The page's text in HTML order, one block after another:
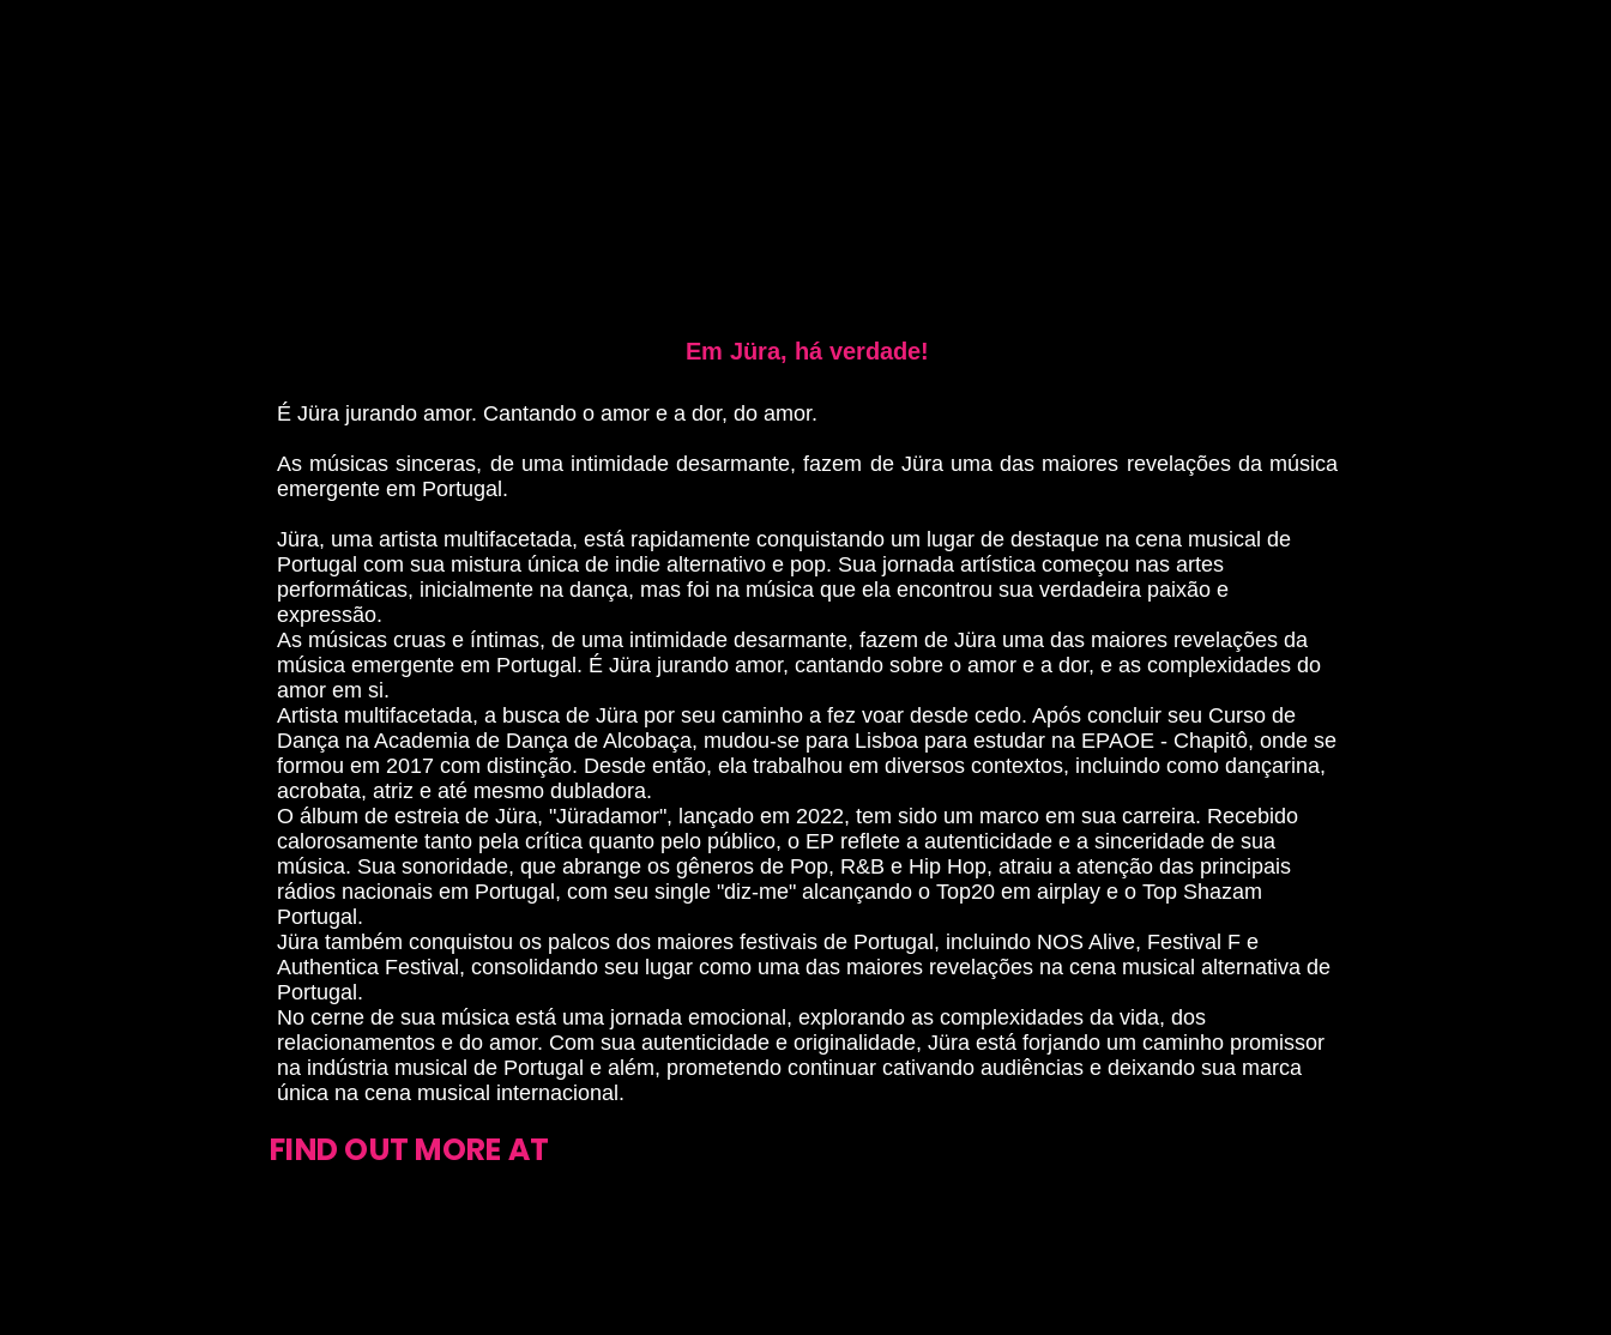
Em Jüra, há verdade!
É Jüra jurando amor. Cantando o amor e a dor, do amor.
As músicas sinceras, de uma intimidade desarmante, fazem de Jüra uma das maiores revelações da música
emergente em Portugal.
Jüra, uma artista multifacetada, está rapidamente conquistando um lugar de destaque na cena musical de
Portugal com sua mistura única de indie alternativo e pop. Sua jornada artística começou nas artes
performáticas, inicialmente na dança, mas foi na música que ela encontrou sua verdadeira paixão e
expressão.
As músicas cruas e íntimas, de uma intimidade desarmante, fazem de Jüra uma das maiores revelações da
música emergente em Portugal. É Jüra jurando amor, cantando sobre o amor e a dor, e as complexidades do
amor em si.
Artista multifacetada, a busca de Jüra por seu caminho a fez voar desde cedo. Após concluir seu Curso de
Dança na Academia de Dança de Alcobaça, mudou-se para Lisboa para estudar na EPAOE - Chapitô, onde se
formou em 2017 com distinção. Desde então, ela trabalhou em diversos contextos, incluindo como dançarina,
acrobata, atriz e até mesmo dubladora.
O álbum de estreia de Jüra, "Jüradamor", lançado em 2022, tem sido um marco em sua carreira. Recebido
calorosamente tanto pela crítica quanto pelo público, o EP reflete a autenticidade e a sinceridade de sua
música. Sua sonoridade, que abrange os gêneros de Pop, R&B e Hip Hop, atraiu a atenção das principais
rádios nacionais em Portugal, com seu single "diz-me" alcançando o Top20 em airplay e o Top Shazam
Portugal.
Jüra também conquistou os palcos dos maiores festivais de Portugal, incluindo NOS Alive, Festival F e
Authentica Festival, consolidando seu lugar como uma das maiores revelações na cena musical alternativa de
Portugal.
No cerne de sua música está uma jornada emocional, explorando as complexidades da vida, dos
relacionamentos e do amor. Com sua autenticidade e originalidade, Jüra está forjando um caminho promissor
na indústria musical de Portugal e além, prometendo continuar cativando audiências e deixando sua marca
única na cena musical internacional.
FIND OUT MORE AT